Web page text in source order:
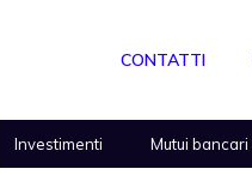
CONTATTI
Investimenti Mutui bancari